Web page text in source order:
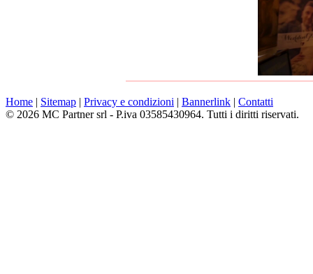
Home | Sitemap | Privacy e condizioni | Bannerlink | Contatti
© 2026 MC Partner srl - P.iva 03585430964. Tutti i diritti riservati.